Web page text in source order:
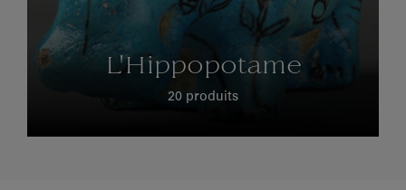
L'Hippopotame
20 produits